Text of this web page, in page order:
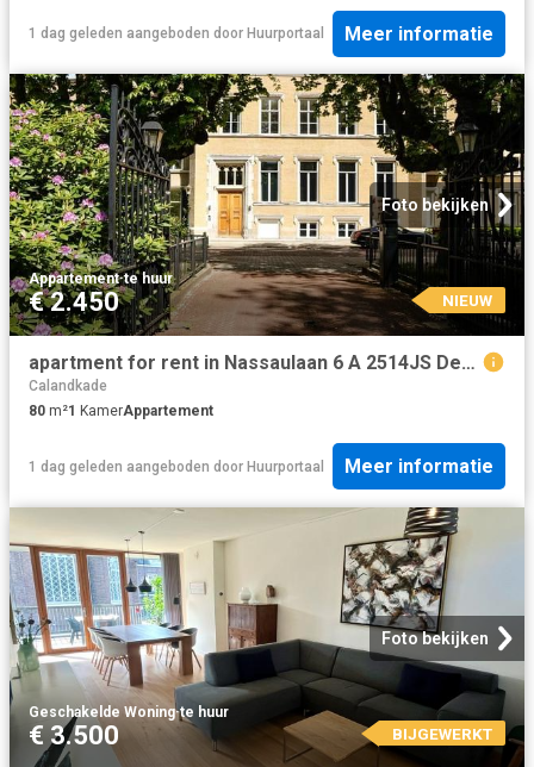
1 dag geleden aangeboden door Huurportaal Meer informatie
Foto bekijken
Appartement·te huur
€ 2.450 NIEUW
apartment for rent in Nassaulaan 6 A 2514JS Den Haag Willemspark Den Haag
Calandkade
80 m²1 KamerAppartement
1 dag geleden aangeboden door Huurportaal Meer informatie
Foto bekijken
Geschakelde Woning·te huur
€ 3.500 BIJGEWERKT